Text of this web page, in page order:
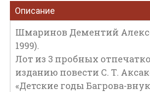
Описание
Шмаринов Дементий
1999).
Лот из 3 пробных
изданию повести С. Т.
«Детские годы Багрова-